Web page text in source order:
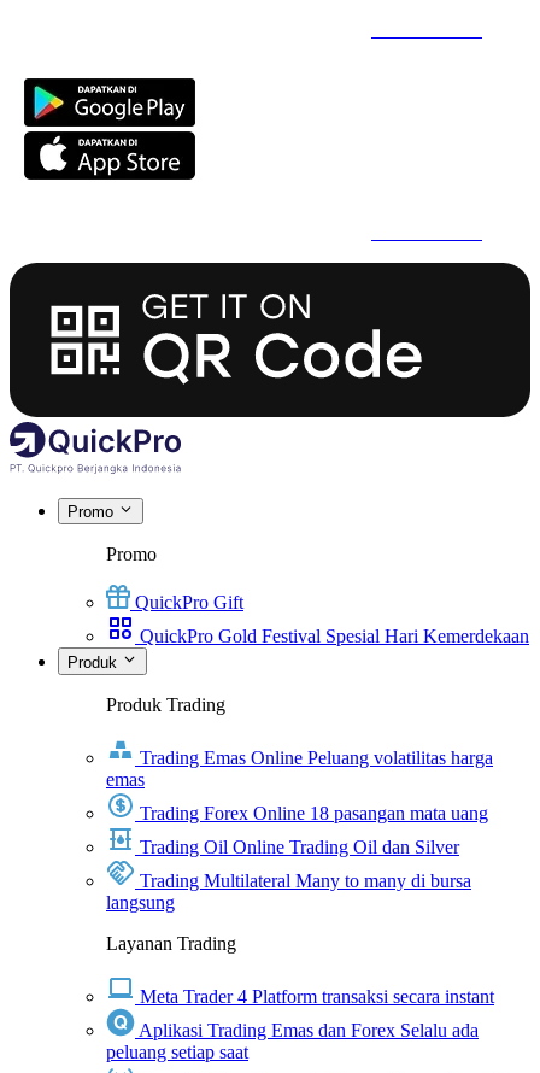
Promo
Promo
QuickPro Gift
QuickPro Gold Festival Spesial Hari Kemerdekaan
Produk
Produk Trading
Trading Emas Online Peluang volatilitas harga
emas
Trading Forex Online 18 pasangan mata uang
Trading Oil Online Trading Oil dan Silver
Trading Multilateral Many to many di bursa
langsung
Layanan Trading
Meta Trader 4 Platform transaksi secara instant
Aplikasi Trading Emas dan Forex Selalu ada
peluang setiap saat